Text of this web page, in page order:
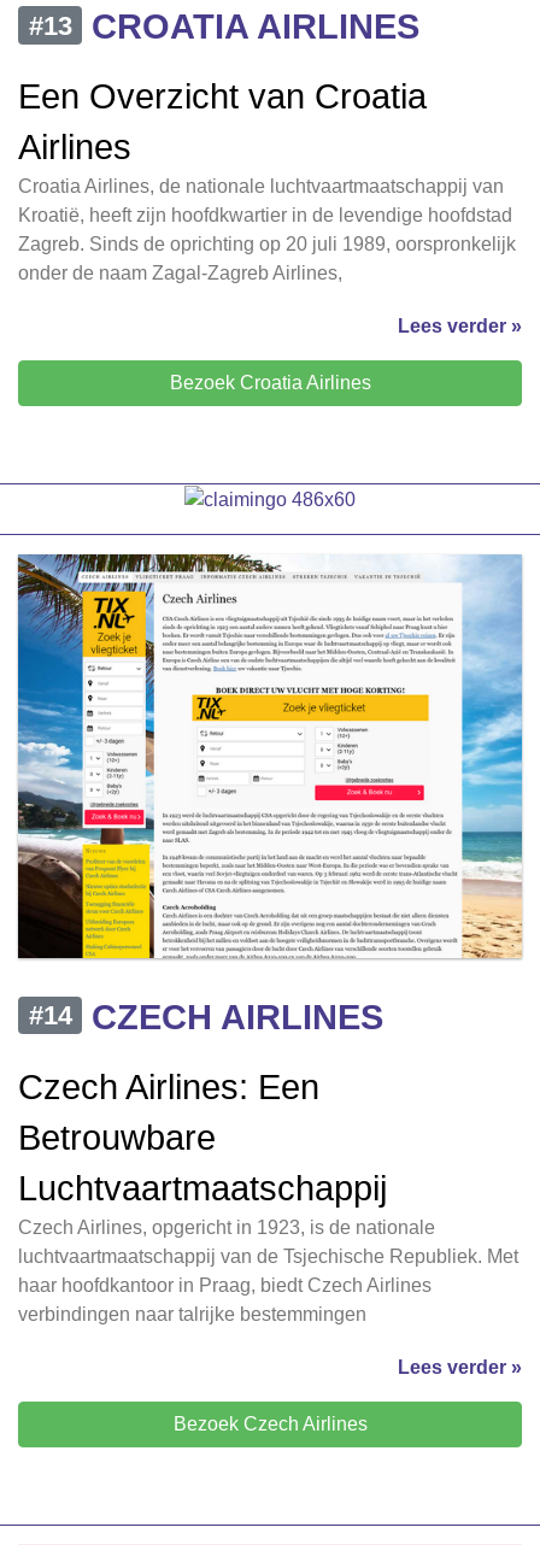
#13
CROATIA AIRLINES
Een Overzicht van Croatia
Airlines
Croatia Airlines, de nationale luchtvaartmaatschappij van
Kroatië, heeft zijn hoofdkwartier in de levendige hoofdstad
Zagreb. Sinds de oprichting op 20 juli 1989, oorspronkelijk
onder de naam Zagal-Zagreb Airlines,
Lees verder »
Bezoek Croatia Airlines
#14
CZECH AIRLINES
Czech Airlines: Een
Betrouwbare
Luchtvaartmaatschappij
Czech Airlines, opgericht in 1923, is de nationale
luchtvaartmaatschappij van de Tsjechische Republiek. Met
haar hoofdkantoor in Praag, biedt Czech Airlines
verbindingen naar talrijke bestemmingen
Lees verder »
Bezoek Czech Airlines